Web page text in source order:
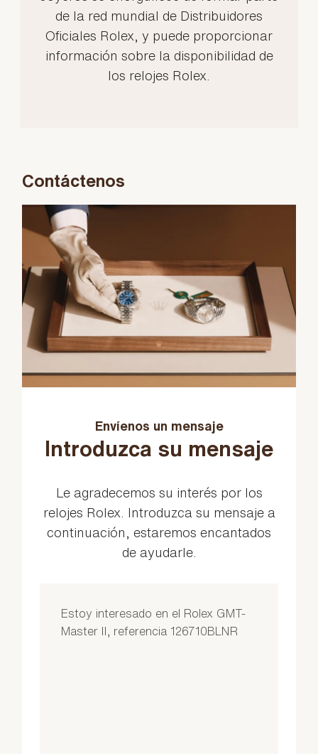
de la red mundial de Distribuidores
Oficiales Rolex, y puede proporcionar
información sobre la disponibilidad de
los relojes Rolex.
Contáctenos
Envíenos un mensaje
Introduzca su mensaje
Le agradecemos su interés por los
relojes Rolex. Introduzca su mensaje a
continuación, estaremos encantados
de ayudarle.